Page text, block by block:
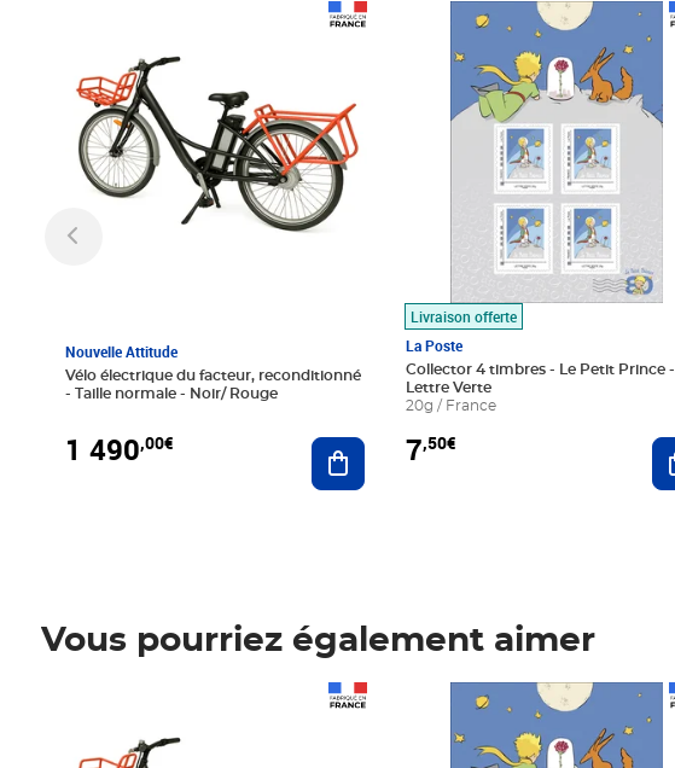
Nouvelle Attitude
Vélo électrique du facteur, reconditionné
- Taille normale - Noir/ Rouge
1 490,00€ Ajouter au panier
Livraison offerte
La Poste
Collector 4 timbres - Le Petit Prince -
Lettre Verte
20g / France
7,50€
Prix 7,50€
Vous pourriez également aimer
Prix 7,50€